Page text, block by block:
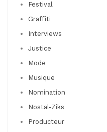
Festival
Graffiti
Interviews
Justice
Mode
Musique
Nomination
Nostal-Ziks
Producteur